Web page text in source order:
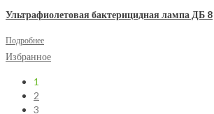
Ультрафиолетовая бактерицидная лампа ДБ 8
Подробнее
Избранное
1
2
3